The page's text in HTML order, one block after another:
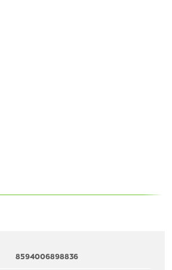
8594006898836